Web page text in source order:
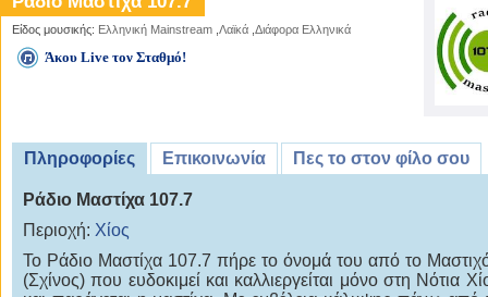
Είδος μουσικής: Ελληνική Mainstream Λαϊκά Διάφορα Ελληνικά
Άκου Live τον Σταθμό!
Πληροφορίες Επικοινωνία Πες το στον φίλο σου
Ράδιο Μαστίχα 107.7
Περιοχή: Χίος
Το Ράδιο Μαστίχα 107.7 πήρε το όνομά του από το
(Σχίνος) που ευδοκιμεί και καλλιεργείται μόνο στη Νότια